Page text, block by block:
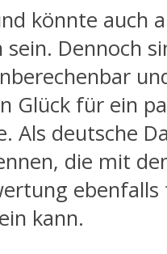
könnte auch
Dennoch
Glück für ein
Als deutsche
die mit
ebenfalls
kann.